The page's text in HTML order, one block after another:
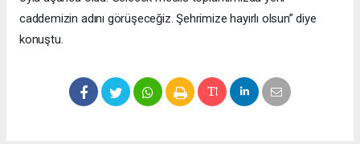
caddemizin adını görüşeceğiz. Şehrimize hayırlı olsun” diye
konuştu.